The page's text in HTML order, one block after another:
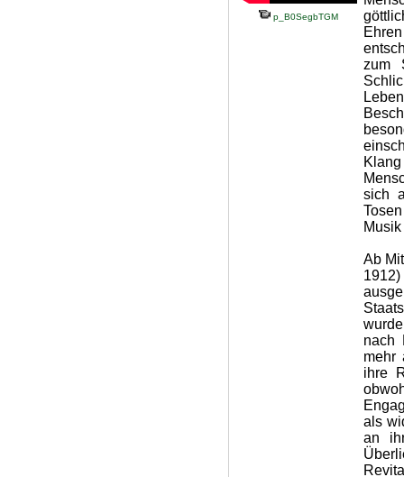
p_B0SegbTGM
zum
sich
Ab
nach
mehr
ihre
als
an